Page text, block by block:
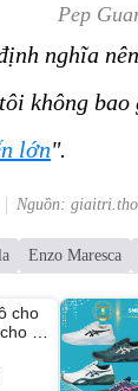
Pep
nghĩa
không
lớn".
Nguồn:
Enzo Maresca
cho
bé